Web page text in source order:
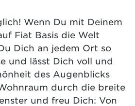
Wenn Du mit Deinem
Fiat Basis die Welt
Dich an jedem Ort so
und lässt Dich voll und
des Augenblicks
durch die breite
und freu Dich: Von